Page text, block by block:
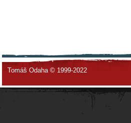
Tomáš Odaha © 1999-2022